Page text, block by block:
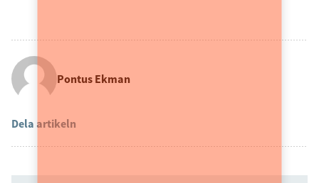
Pontus Ekman
Dela artikeln